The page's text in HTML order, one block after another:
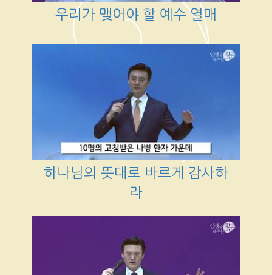
우리가 맺어야 할 예수 열매
하나님의 뜻대로 바르게 감사하
라